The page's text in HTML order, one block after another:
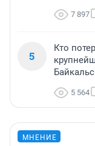
7 897
5
Кто
5 564
МНЕНИЕ